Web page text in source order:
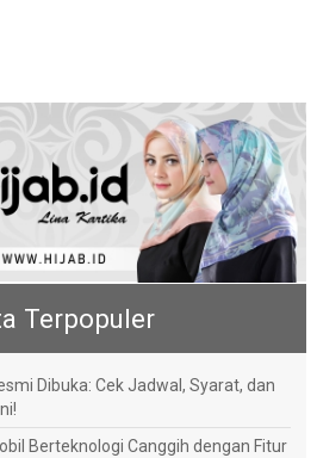
Terpopuler
Dibuka: Cek Jadwal, Syarat, dan
Berteknologi Canggih dengan Fitur